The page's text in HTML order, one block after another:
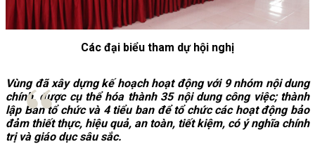
Các đại biểu tham dự hội nghị
Vùng đã xây dựng kế hoạch hoạt động với 9 nhóm nội dung
chính, được cụ thể hóa thành 35 nội dung công việc; thành
lập Ban tổ chức và 4 tiểu ban để tổ chức các hoạt động bảo
đảm thiết thực, hiệu quả, an toàn, tiết kiệm, có ý nghĩa chính
trị và giáo dục sâu sắc.